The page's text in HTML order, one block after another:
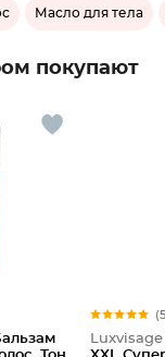
Масло для тела
покупают
Luxvisage